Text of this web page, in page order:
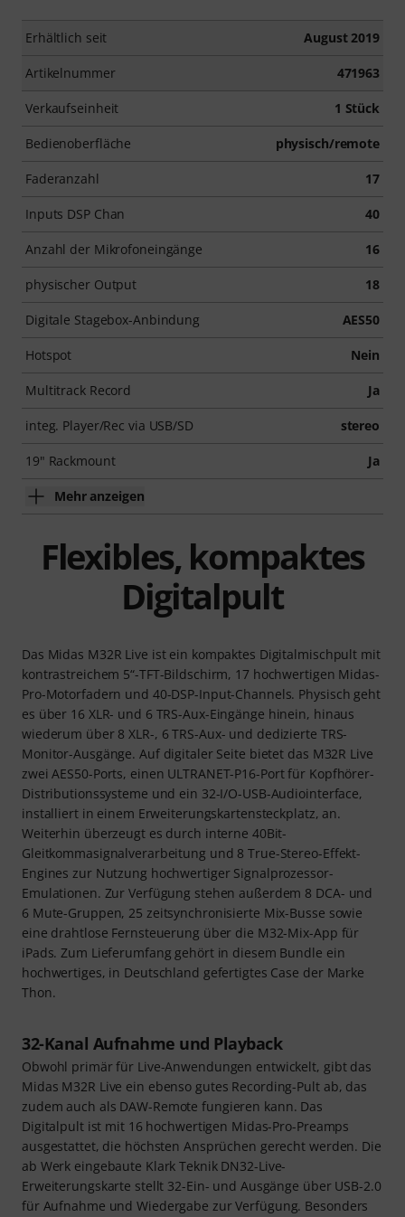
Erhältlich seit August 2019
Artikelnummer 471963
Verkaufseinheit 1 Stück
Bedienoberfläche physisch/remote
Faderanzahl 17
Inputs DSP Chan 40
Anzahl der Mikrofoneingänge 16
physischer Output 18
Digitale Stagebox-Anbindung AES50
Hotspot Nein
Multitrack Record Ja
integ. Player/Rec via USB/SD stereo
19" Rackmount Ja
Mehr anzeigen
Flexibles, kompaktes
Digitalpult
Das Midas M32R Live ist ein kompaktes Digitalmischpult mit
kontrastreichem 5“-TFT-Bildschirm, 17 hochwertigen Midas-
Pro-Motorfadern und 40-DSP-Input-Channels. Physisch geht
es über 16 XLR- und 6 TRS-Aux-Eingänge hinein, hinaus
wiederum über 8 XLR-, 6 TRS-Aux- und dedizierte TRS-
Monitor-Ausgänge. Auf digitaler Seite bietet das M32R Live
zwei AES50-Ports, einen ULTRANET-P16-Port für Kopfhörer-
Distributionssysteme und ein 32-I/O-USB-Audiointerface,
installiert in einem Erweiterungskartensteckplatz, an.
Weiterhin überzeugt es durch interne 40Bit-
Gleitkommasignalverarbeitung und 8 True-Stereo-Effekt-
Engines zur Nutzung hochwertiger Signalprozessor-
Emulationen. Zur Verfügung stehen außerdem 8 DCA- und
6 Mute-Gruppen, 25 zeitsynchronisierte Mix-Busse sowie
eine drahtlose Fernsteuerung über die M32-Mix-App für
iPads. Zum Lieferumfang gehört in diesem Bundle ein
hochwertiges, in Deutschland gefertigtes Case der Marke
Thon.
32-Kanal Aufnahme und Playback
Obwohl primär für Live-Anwendungen entwickelt, gibt das
Midas M32R Live ein ebenso gutes Recording-Pult ab, das
zudem auch als DAW-Remote fungieren kann. Das
Digitalpult ist mit 16 hochwertigen Midas-Pro-Preamps
ausgestattet, die höchsten Ansprüchen gerecht werden. Die
ab Werk eingebaute Klark Teknik DN32-Live-
Erweiterungskarte stellt 32-Ein- und Ausgänge über USB-2.0
für Aufnahme und Wiedergabe zur Verfügung. Besonders